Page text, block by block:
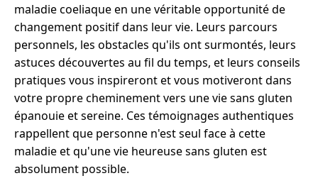
maladie coeliaque en une véritable opportunité de
changement positif dans leur vie. Leurs parcours
personnels, les obstacles qu'ils ont surmontés, leurs
astuces découvertes au fil du temps, et leurs conseils
pratiques vous inspireront et vous motiveront dans
votre propre cheminement vers une vie sans gluten
épanouie et sereine. Ces témoignages authentiques
rappellent que personne n'est seul face à cette
maladie et qu'une vie heureuse sans gluten est
absolument possible.